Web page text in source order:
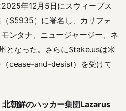
年12月5日にスウィープス
S5935）に署名し、カリフォ
ンタナ、ニュージャージー、ネ
となった。さらにStake.usは米
cease-and-desist）を受けて
北朝鮮のハッカー集団Lazarus